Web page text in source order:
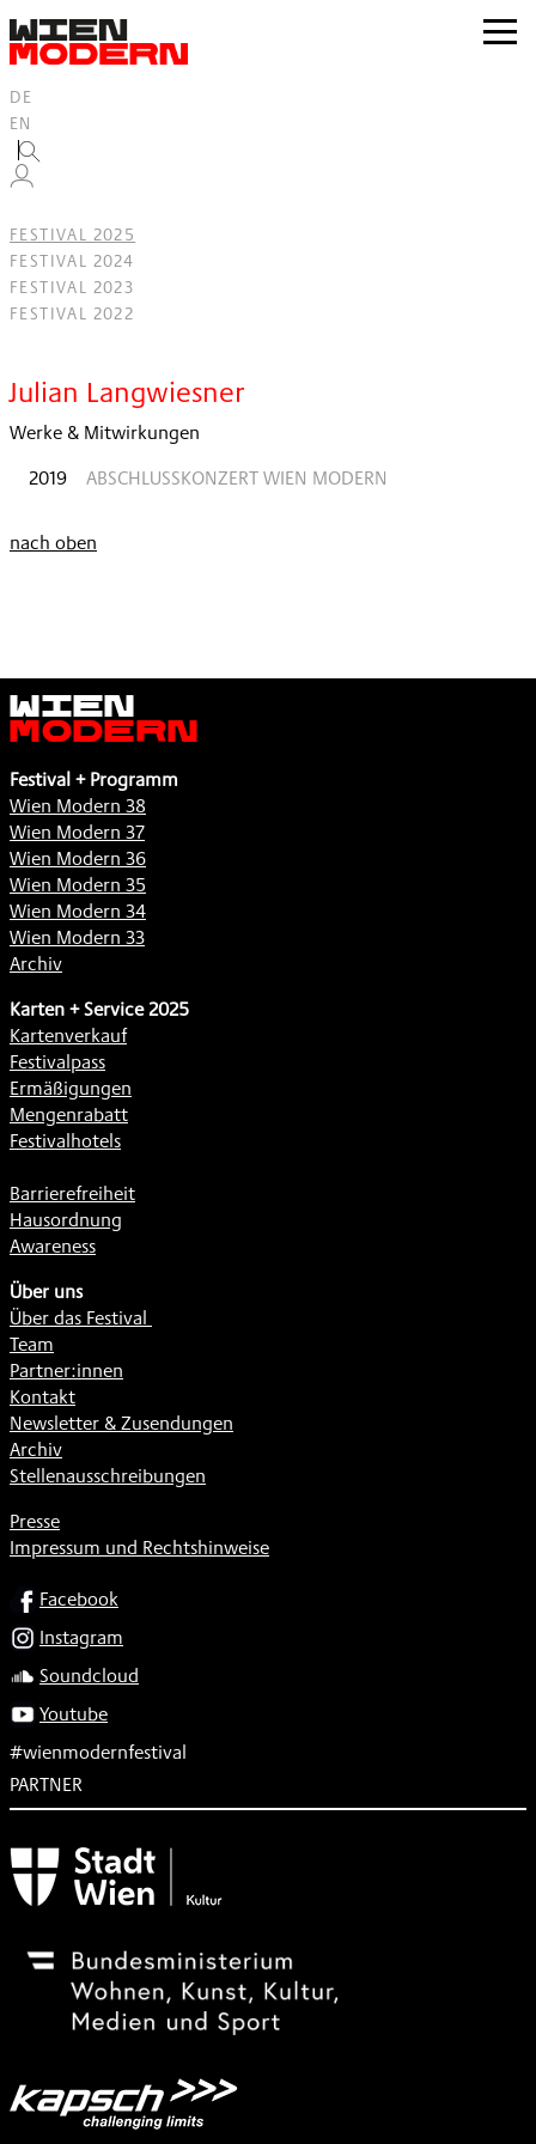
springen
zur
DE
EN
FESTIVAL 2025
FESTIVAL 2024
FESTIVAL 2023
FESTIVAL 2022
Julian Langwiesner
Werke & Mitwirkungen
2019
ABSCHLUSSKONZERT WIEN MODERN
nach oben
Wien
Modern
Festival + Programm
Wien Modern 38
Wien Modern 37
Wien Modern 36
Wien Modern 35
Wien Modern 34
Wien Modern 33
Archiv
Karten + Service 2025
Kartenverkauf
Festivalpass
Ermäßigungen
Mengenrabatt
Festivalhotels
Barrierefreiheit
Hausordnung
Awareness
Über uns
Über das Festival
Team
Partner:innen
Kontakt
Newsletter & Zusendungen
Archiv
Stellenausschreibungen
Presse
Impressum und Rechtshinweise
SOCIALFacebook
Instagram
Soundcloud
Youtube
#wienmodernfestival
PARTNER
Subventionsgeber